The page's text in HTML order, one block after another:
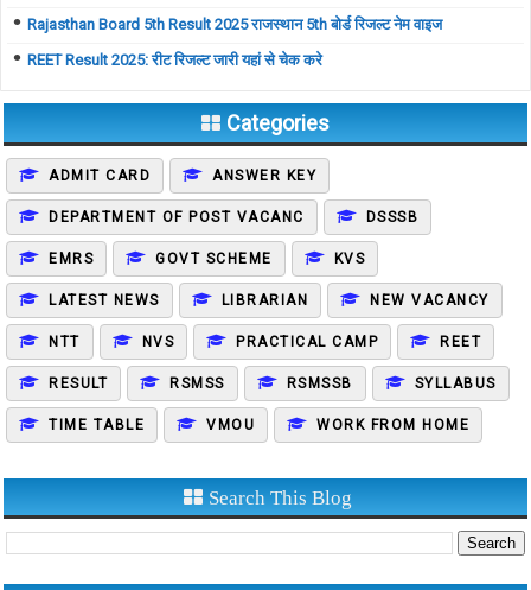
Rajasthan Board 5th Result 2025 राजस्थान 5th बोर्ड रिजल्ट नेम वाइज
REET Result 2025: रीट रिजल्ट जारी यहां से चेक करे
Categories
ADMIT CARD ANSWER KEY
DEPARTMENT OF POST VACANC DSSSB
EMRS GOVT SCHEME KVS
LATEST NEWS LIBRARIAN NEW VACANCY
NTT NVS PRACTICAL CAMP REET
RESULT RSMSS RSMSSB SYLLABUS
TIME TABLE VMOU WORK FROM HOME
Search This Blog